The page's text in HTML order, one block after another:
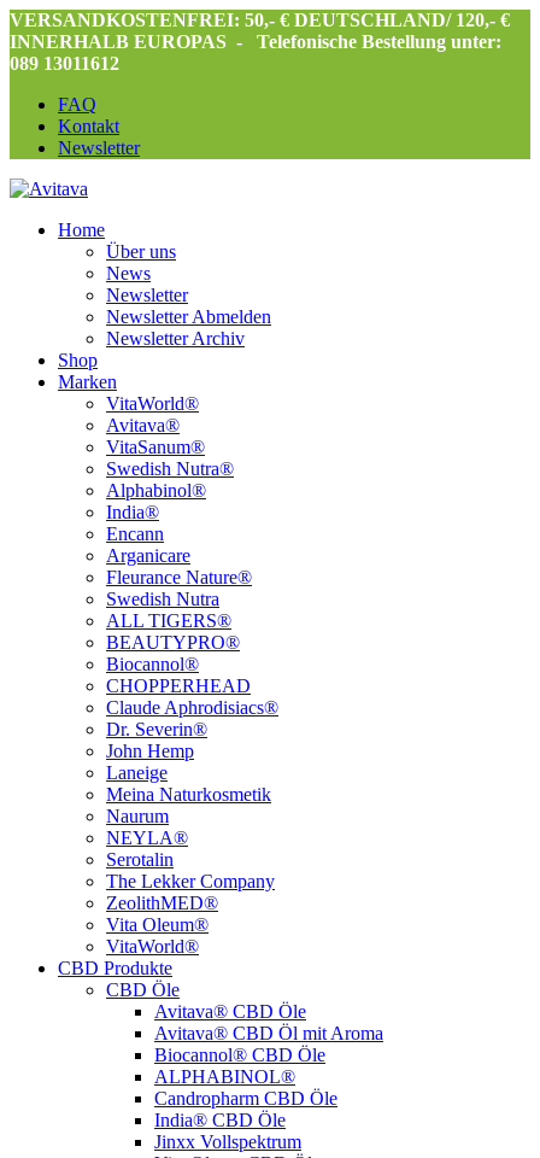
VERSANDKOSTENFREI: 50,- € DEUTSCHLAND/ 120,- €
INNERHALB EUROPAS -
Telefonische Bestellung unter:
089 13011612
FAQ
Kontakt
Newsletter
Home
Über uns
News
Newsletter
Newsletter Abmelden
Newsletter Archiv
Shop
Marken
VitaWorld®
Avitava®
VitaSanum®
Swedish Nutra®
Alphabinol®
India®
Encann
Arganicare
Fleurance Nature®
Swedish Nutra
ALL TIGERS®
BEAUTYPRO®
Biocannol®
CHOPPERHEAD
Claude Aphrodisiacs®
Dr. Severin®
John Hemp
Laneige
Meina Naturkosmetik
Naurum
NEYLA®
Serotalin
The Lekker Company
ZeolithMED®
Vita Oleum®
VitaWorld®
CBD Produkte
CBD Öle
Avitava® CBD Öle
Avitava® CBD Öl mit Aroma
Biocannol® CBD Öle
ALPHABINOL®
Candropharm CBD Öle
India® CBD Öle
Jinxx Vollspektrum